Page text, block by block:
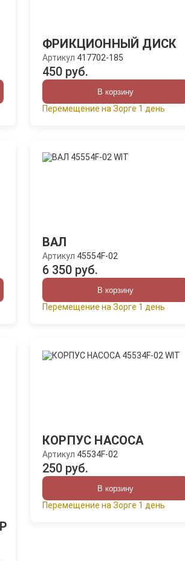
ФРИКЦИОННЫЙ ДИСК
Артикул 417702-185
450 руб.
В корзину
Перемещение на Зорге 1 день
ВАЛ
Артикул 45554F-02
6 350 руб.
В корзину
Перемещение на Зорге 1 день
КОРПУС НАСОСА
Артикул 45534F-02
250 руб.
В корзину
Перемещение на Зорге 1 день